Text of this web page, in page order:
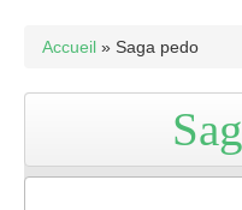
Accueil » Saga pedo